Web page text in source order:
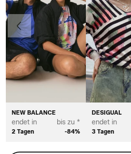
NEW BALANCE
endet in
2 Tagen
bis zu *
-84%
DESIGUAL
endet in
3 Tagen
Vorherige